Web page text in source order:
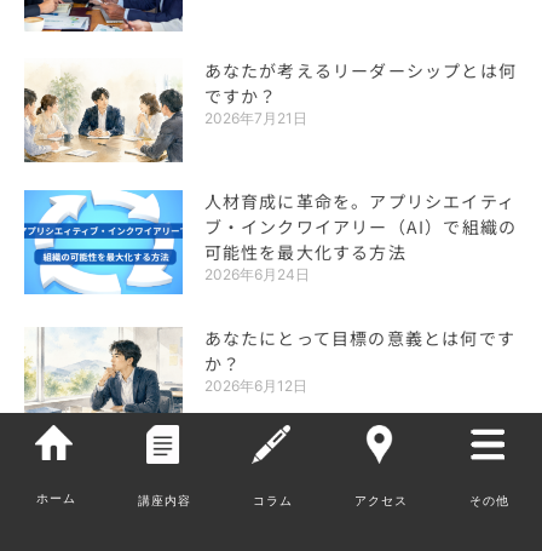
あなたが考えるリーダーシップとは何
ですか？
2026年7月21日
人材育成に革命を。アプリシエイティ
ブ・インクワイアリー（AI）で組織の
可能性を最大化する方法
2026年6月24日
あなたにとって目標の意義とは何です
か？
2026年6月12日
お問い合わせ
ホーム 講座内容 コラム アクセス その他